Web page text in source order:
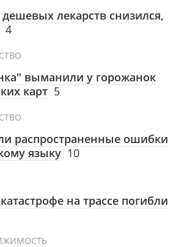
лекарств снизился,
4
выманили у горожанок
карт 5
распространенные ошибки
языку 10
на трассе погибли